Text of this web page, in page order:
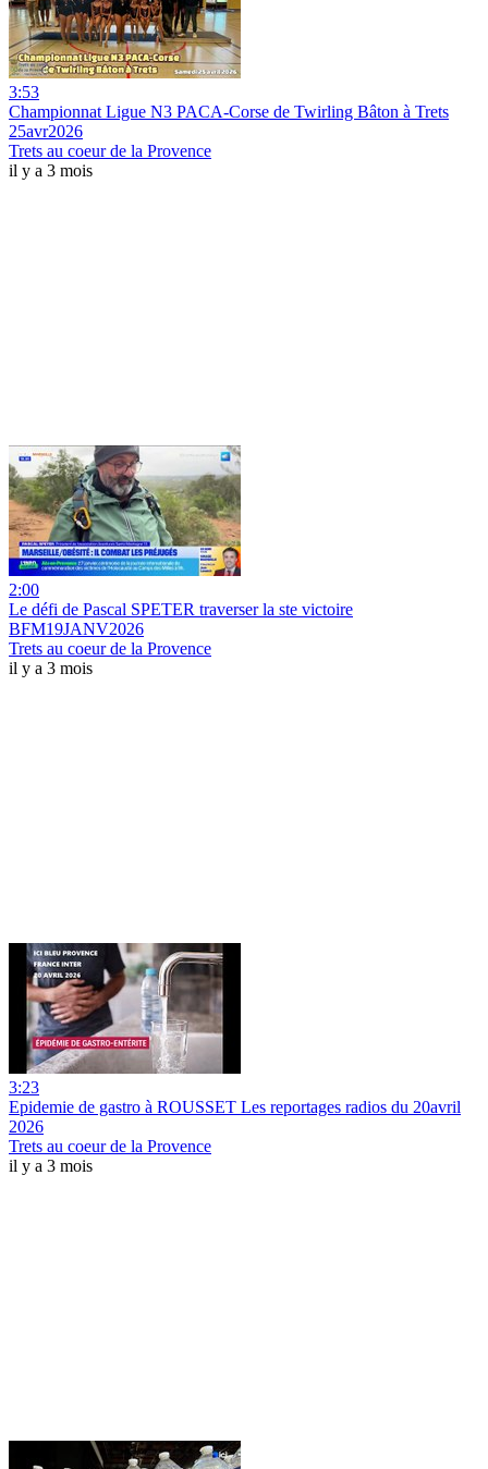
3:53
Championnat Ligue N3 PACA-Corse de Twirling Bâton à Trets
25avr2026
Trets au coeur de la Provence
il y a 3 mois
2:00
Le défi de Pascal SPETER traverser la ste victoire
BFM19JANV2026
Trets au coeur de la Provence
il y a 3 mois
3:23
Epidemie de gastro à ROUSSET Les reportages radios du 20avril
2026
Trets au coeur de la Provence
il y a 3 mois